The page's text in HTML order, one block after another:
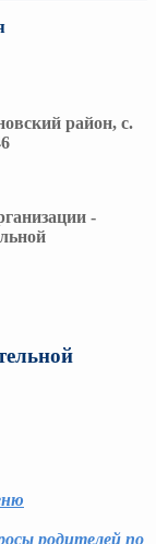
район, с.
-
родителей по